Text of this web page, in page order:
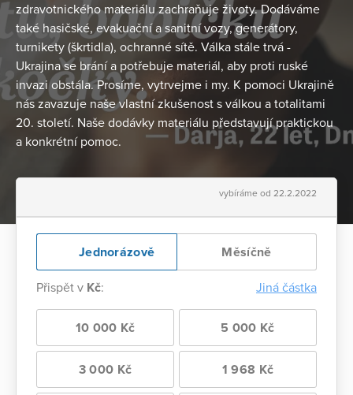
zdravotnického materiálu zachraňuje životy. Dodáváme
také hasičské, evakuační a sanitní vozy, generátory,
turnikety (škrtidla), ochranné sítě. Válka stále trvá -
Ukrajina se brání a potřebuje materiál, aby proti ruské
invazi obstála. Prosíme, vytrvejme i my. K pomoci Ukrajině
nás zavazuje naše vlastní zkušenost s válkou a totalitami
20. století. Naše dodávky materiálu představují praktickou
a konkrétní pomoc.
vybíráme od 22.2.2022
Jednorázově Měsíčně
Přispět v Kč: Jiná částka
10 000 Kč 5 000 Kč
3 000 Kč 1 968 Kč